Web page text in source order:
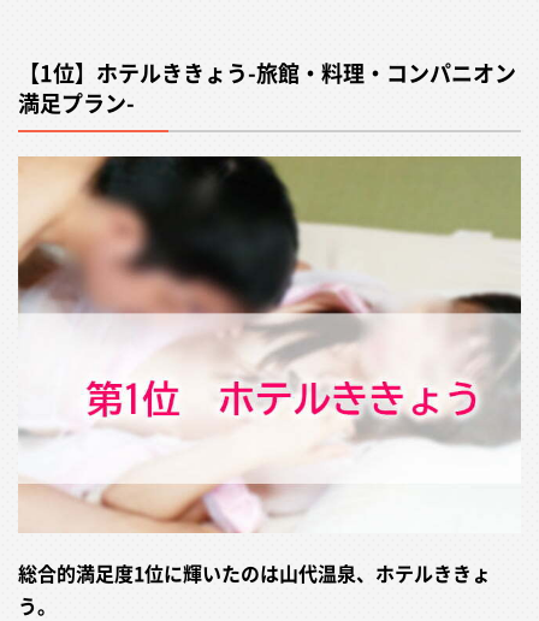
【1位】ホテルききょう-旅館・料理・コンパニオン
満足プラン-
総合的満足度1位に輝いたのは山代温泉、ホテルききょ
う。